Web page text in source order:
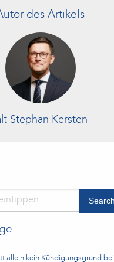
des Artikels
Stephan Kersten
allein kein Kündigungsgrund bei